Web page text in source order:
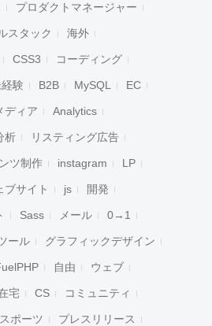
プロダクトマネージャー
スタック 海外
CSS3 コーディング
験 B2B MySQL EC
ディア Analytics
析 リスティング広告
ツ制作 instagram LP
ブサイト js 開発
Sass メール 0→1
ール グラフィックデザイン
自由 ウェブ
宅 CS コミュニティ
スポーツ プレスリリース